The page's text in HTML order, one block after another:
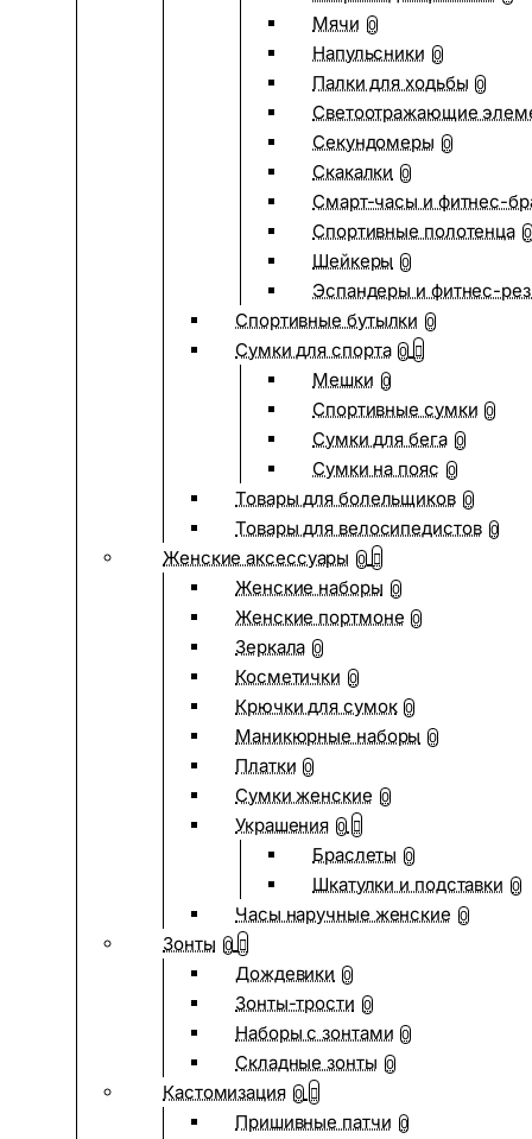
Мячи 0
Напульсники 0
Палки для ходьбы 0
Светоотражающие
Секундомеры 0
Скакалки 0
Смарт-часы и фитнес-
Спортивные полотенца 0
Шейкеры 0
Эспандеры и фитнес-
Спортивные бутылки 0
Сумки для спорта 0
Мешки 0
Спортивные сумки 0
Сумки для бега 0
Сумки на пояс 0
Товары для болельщиков 0
Товары для велосипедистов 0
Женские аксессуары 0
Женские наборы 0
Женские портмоне 0
Зеркала 0
Косметички 0
Крючки для сумок 0
Маникюрные наборы 0
Платки 0
Сумки женские 0
Украшения 0
Браслеты 0
Шкатулки и подставки 0
Часы наручные женские 0
Зонты 0
Дождевики 0
Зонты-трости 0
Наборы с зонтами 0
Складные зонты 0
Кастомизация 0
Пришивные патчи 0